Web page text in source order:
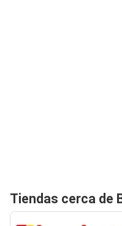
Tiendas cerca de